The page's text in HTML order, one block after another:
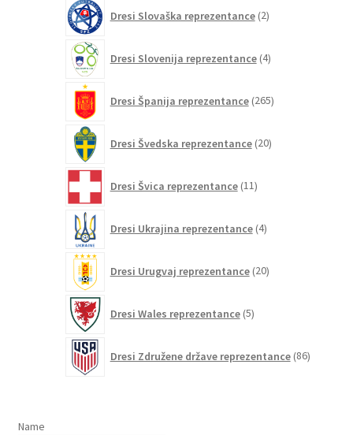
Dresi Slovaška reprezentance 2izdelka
Dresi Slovenija reprezentance 4izdelki
Dresi Španija reprezentance 265izdelkov
Dresi Švedska reprezentance 20izdelkov
Dresi Švica reprezentance 11izdelkov
Dresi Ukrajina reprezentance 4izdelki
Dresi Urugvaj reprezentance 20izdelkov
Dresi Wales reprezentance 5izdelkov
Dresi Združene države reprezentance 86izdelkov
Name